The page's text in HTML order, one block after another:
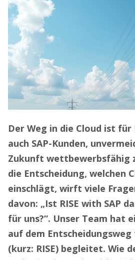
Der Weg in die Cloud ist
auch SAP-Kunden,
Zukunft wettbewerbsfähig
die Entscheidung, welchen
einschlägt, wirft viele
davon: „Ist RISE with SAP
für uns?“. Unser Team hat
auf dem Entscheidungsweg
(kurz: RISE) begleitet. Wie